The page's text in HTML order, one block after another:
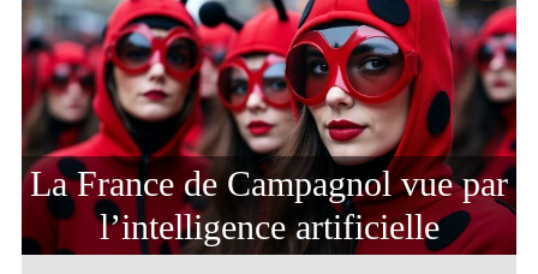
La France de Campagnol vue par
l’intelligence artificielle